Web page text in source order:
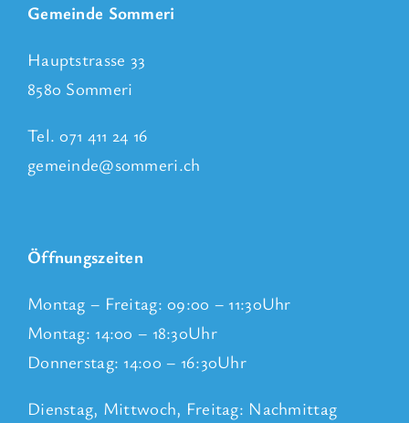
Gemeinde Sommeri
Hauptstrasse 33
8580 Sommeri
Tel. 071 411 24 16
gemeinde@sommeri.ch
Öffnungszeiten
Montag – Freitag: 09:00 – 11:30Uhr
Montag: 14:00 – 18:30Uhr
Donnerstag: 14:00 – 16:30Uhr
Dienstag, Mittwoch, Freitag: Nachmittag